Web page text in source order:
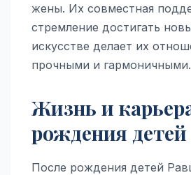
жены. Их совместная
стремление достигать
искусстве делает их
прочными и гармоничными.
Жизнь и
рождения детей
После рождения детей